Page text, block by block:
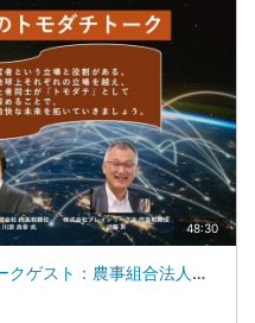
48:30
名誉教授と経営者のトモダチトークゲスト：農事組合法人水鳥 代表理事 伊藤 康秀 氏